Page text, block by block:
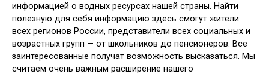
информацией о водных ресурсах нашей страны. Найти
полезную для себя информацию здесь смогут жители
всех регионов России, представители всех социальных и
возрастных групп — от школьников до пенсионеров. Все
заинтересованные получат возможность высказаться. Мы
считаем очень важным расширение нашего